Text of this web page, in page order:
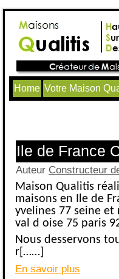
Home Votre Maison
Ile de France
Auteur Constructeur
Maison Qualitis
maisons en Ile de
yvelines 77 seine et
val d oise 75 paris
Nous desservons
r[……]
En savoir plus